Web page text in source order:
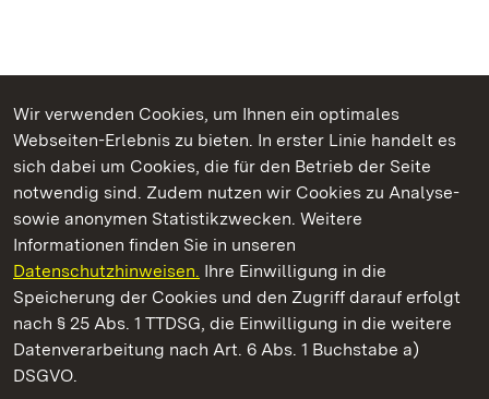
Wir verwenden Cookies, um Ihnen ein optimales
Webseiten-Erlebnis zu bieten. In erster Linie handelt es
sich dabei um Cookies, die für den Betrieb der Seite
notwendig sind. Zudem nutzen wir Cookies zu Analyse-
sowie anonymen Statistikzwecken. Weitere
Informationen finden Sie in unseren
Datenschutzhinweisen. Ihre Einwilligung in die
Speicherung der Cookies und den Zugriff darauf erfolgt
nach § 25 Abs. 1 TTDSG, die Einwilligung in die weitere
Datenverarbeitung nach Art. 6 Abs. 1 Buchstabe a)
DSGVO.
Kommen. Staunen. Genießen.
Schloss und Schlossgarten Schwetzingen
Staatliche Schlösser und Gärten Baden-Württemberg
Kontakt